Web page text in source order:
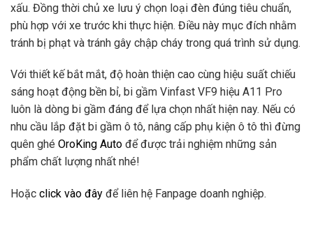
xấu. Đồng thời chủ xe lưu ý chọn loại đèn đúng tiêu chuẩn,
phù hợp với xe trước khi thực hiện. Điều này mục đích nhằm
tránh bị phạt và tránh gây chập cháy trong quá trình sử dụng.
Với thiết kế bắt mắt, độ hoàn thiện cao cùng hiệu suất chiếu
sáng hoạt động bền bỉ, bi gầm Vinfast VF9 hiệu A11 Pro
luôn là dòng bi gầm đáng để lựa chọn nhất hiện nay. Nếu có
nhu cầu lắp đặt bi gầm ô tô, nâng cấp phụ kiện ô tô thì đừng
quên ghé OroKing Auto để được trải nghiệm những sản
phẩm chất lượng nhất nhé!
Hoặc click vào đây để liên hệ Fanpage doanh nghiệp.